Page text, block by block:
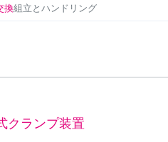
換組立とハンドリング
クランプ装置